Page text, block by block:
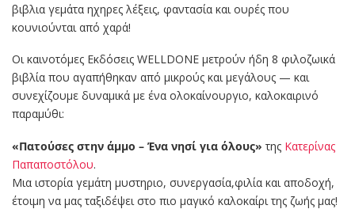
βιβλια γεμάτα ηχηρες λέξεις, φαντασία και ουρές που
κουνιούνται από χαρά!
Οι καινοτόμες Εκδόσεις WELLDONE μετρούν ήδη 8 φιλοζωικά
βιβλία που αγαπήθηκαν από μικρούς και μεγάλους — και
συνεχίζουμε δυναμικά με ένα ολοκαίνουργιο, καλοκαιρινό
παραμύθι:
«Πατούσες στην άμμο – Ένα νησί για όλους» της Κατερίνας
Παπαποστόλου.
Μια ιστορία γεμάτη μυστηριο, συνεργασία,φιλία και αποδοχή,
έτοιμη να μας ταξιδέψει στο πιο μαγικό καλοκαίρι της ζωής μας!